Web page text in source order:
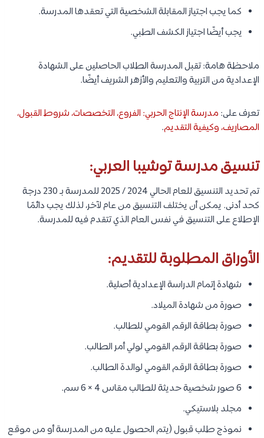
كما يجب اجتياز المقابلة الشخصية التي تعقدها المدرسة.
يجب أيضًا اجتياز الكشف الطبي.
ملاحظة هامة: تقبل المدرسة الطلاب الحاصلين على الشهادة
الإعدادية من التربية والتعليم والأزهر الشريف أيضًا.
تعرف على: مدرسة الإنتاج الحربي: الفروع، التخصصات، شروط القبول،
المصاريف، وكيفية التقديم.
تنسيق مدرسة توشيبا العربي:
تم تحديد التنسيق للعام الحالي 2024 / 2025 للمدرسة بـ 230 درجة
كحد أدنى. يمكن أن يختلف التنسيق من عام لآخر، لذلك يجب دائمًا
الإطلاع على التنسيق في نفس العام الذي تتقدم فيه للمدرسة.
الأوراق المطلوبة للتقديم:
شهادة إتمام الدراسة الإعدادية أصلية.
صورة من شهادة الميلاد.
صورة بطاقة الرقم القومي للطالب.
صورة بطاقة الرقم القومي لولي أمر الطالب.
صورة بطاقة الرقم القومي لوالدة الطالب.
6 صور شخصية حديثة للطالب مقاس 4 × 6 سم.
مجلد بلاستيكي.
نموذج طلب قبول (يتم الحصول عليه من المدرسة أو من موقع